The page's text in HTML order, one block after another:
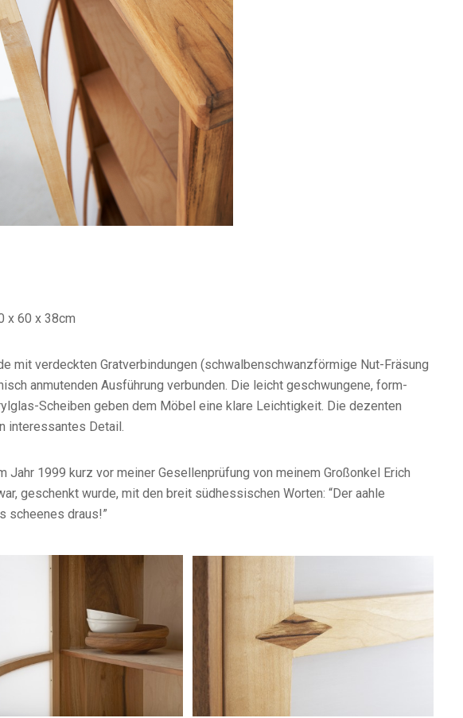
x 60 x 38cm
mit verdeckten Gratverbindungen (schwalbenschwanzförmige Nut-Fräsung
anmutenden Ausführung verbunden. Die leicht geschwungene, form-
Scheiben geben dem Möbel eine klare Leichtigkeit. Die dezenten
interessantes Detail.
1999 kurz vor meiner Gesellenprüfung von meinem Großonkel Erich
geschenkt wurde, mit den breit südhessischen Worten: “Der aahle
scheenes draus!”